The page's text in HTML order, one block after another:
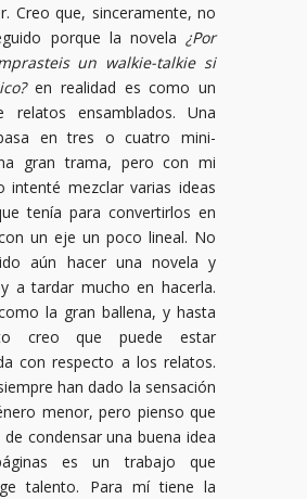
Creo que, sinceramente, no
porque la novela ¿Por
un walkie-talkie si
en realidad es como un
relatos ensamblados. Una
en tres o cuatro mini-
gran trama, pero con mi
intenté mezclar varias ideas
tenía para convertirlos en
un eje un poco lineal. No
aún hacer una novela y
a tardar mucho en hacerla.
la gran ballena, y hasta
creo que puede estar
con respecto a los relatos.
han dado la sensación
menor, pero pienso que
de condensar una buena idea
es un trabajo que
talento. Para mí tiene la